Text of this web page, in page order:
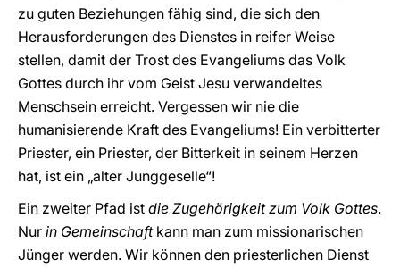
zu guten Beziehungen fähig sind, die sich den
Herausforderungen des Dienstes in reifer Weise
stellen, damit der Trost des Evangeliums das Volk
Gottes durch ihr vom Geist Jesu verwandeltes
Menschsein erreicht. Vergessen wir nie die
humanisierende Kraft des Evangeliums! Ein verbitterter
Priester, ein Priester, der Bitterkeit in seinem Herzen
hat, ist ein „alter Junggeselle“!
Ein zweiter Pfad ist die Zugehörigkeit zum Volk Gottes.
Nur in Gemeinschaftkann man zum missionarischen
Jünger werden. Wir können den priesterlichen Dienst